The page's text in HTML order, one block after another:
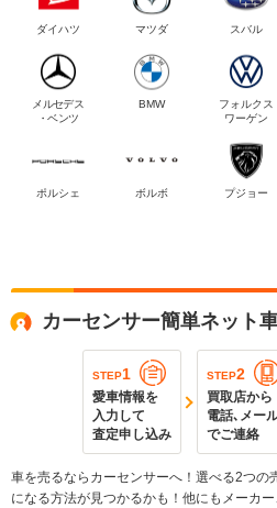
ダイハツ マツダ スバル
メルセデス
・ベンツ
BMW
フォルクス
ワーゲン
ポルシェ ボルボ プジョー
カーセンサー簡単ネット
STEP1
愛車情報を
入力して
査定申し込み
STEP2
買取店から
電話､メー
でご連絡
車を売るならカーセンサーへ！選べる2つの
になる方法が見つかるかも！他にもメーカ